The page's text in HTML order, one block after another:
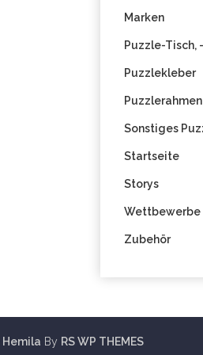
Marken
Puzzle-Tisch,
Puzzlekleber
Puzzlerahmen
Sonstiges
Startseite
Storys
Wettbewerbe
Zubehör
Hemila By RS WP THEMES